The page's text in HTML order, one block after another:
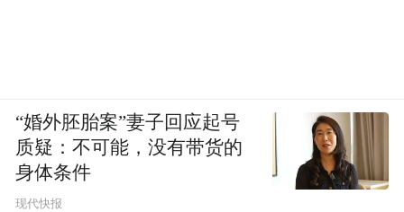
“婚外胚胎案”妻子回应起号
质疑：不可能，没有带货的
身体条件
现代快报